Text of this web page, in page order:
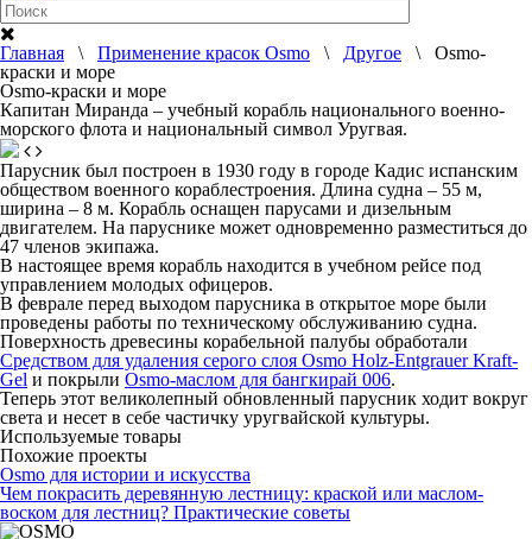
Главная \ Применение красок Osmo \ Другое \ Osmo-
краски и море
Osmo-краски и море
Капитан Миранда – учебный корабль национального военно-
морского флота и национальный символ Уругвая.
Парусник был построен в 1930 году в городе Кадис испанским
обществом военного кораблестроения. Длина судна – 55 м,
ширина – 8 м. Корабль оснащен парусами и дизельным
двигателем. На паруснике может одновременно разместиться до
47 членов экипажа.
В настоящее время корабль находится в учебном рейсе под
управлением молодых офицеров.
В феврале перед выходом парусника в открытое море были
проведены работы по техническому обслуживанию судна.
Поверхность древесины корабельной палубы обработали
Средством для удаления серого слоя Osmo Holz-Entgrauer Kraft-
Gel и покрыли Osmo-маслом для бангкирай 006.
Теперь этот великолепный обновленный парусник ходит вокруг
света и несет в себе частичку уругвайской культуры.
Используемые товары
Похожие проекты
Osmo для истории и искусства
Чем покрасить деревянную лестницу: краской или маслом-
воском для лестниц? Практические советы